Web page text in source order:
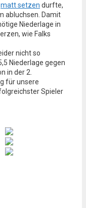
matt setzen durfte,
abluchsen. Damit
Niederlage in
wie Falks
nicht so
Niederlage gegen
in der 2.
für unsere
Spieler